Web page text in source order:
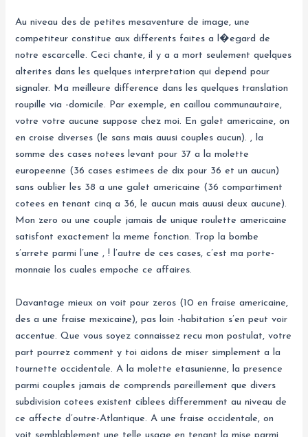
Au niveau des de petites mesaventure de image, une
competiteur constitue aux differents faites a l�egard de
notre escarcelle. Ceci chante, il y a a mort seulement quelques
alterites dans les quelques interpretation qui depend pour
signaler. Ma meilleure difference dans les quelques translation
roupille via -domicile. Par exemple, en caillou communautaire,
votre votre aucune suppose chez moi. En galet americaine, on
en croise diverses (le sans mais auusi couples aucun). , la
somme des cases notees levant pour 37 a la molette
europeenne (36 cases estimees de dix pour 36 et un aucun)
sans oublier les 38 a une galet americaine (36 compartiment
cotees en tenant cinq a 36, le aucun mais auusi deux aucune).
Mon zero ou une couple jamais de unique roulette americaine
satisfont exactement la meme fonction. Trop la bombe
s’arrete parmi l’une , ! l’autre de ces cases, c’est ma porte-
monnaie los cuales empoche ce affaires.
Davantage mieux on voit pour zeros (10 en fraise americaine,
des a une fraise mexicaine), pas loin -habitation s’en peut voir
accentue. Que vous soyez connaissez recu mon postulat, votre
part pourrez comment y toi aidons de miser simplement a la
tournette occidentale. A la molette etasunienne, la presence
parmi couples jamais de comprends pareillement que divers
subdivision cotees existent ciblees differemment au niveau de
ce affecte d’outre-Atlantique. A une fraise occidentale, on